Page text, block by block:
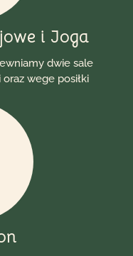
i Joga
dwie sale
wege posiłki